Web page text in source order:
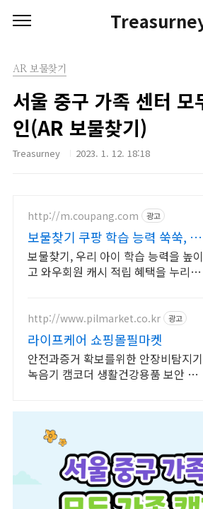
AR 보물찾기
서울 중구 가족 센터 모
인(AR 보물찾기)
Treasurney 2023. 1. 12. 18:18
http://m.coupang.com 광고
보물찾기 쿠팡 학습 능력 쑥쑥, 교
과 연계
보물찾기, 우리 아이 학습 능력을 높이
고 와우회원 캐시 적립 혜택을 누리세
http://www.pilmarket.co.kr 광고
라이프케어 쇼핑몰필마켓
안전과증거 확보를위한 안장비탐지기
녹음기 캠코더 생활건강용품 보안 전